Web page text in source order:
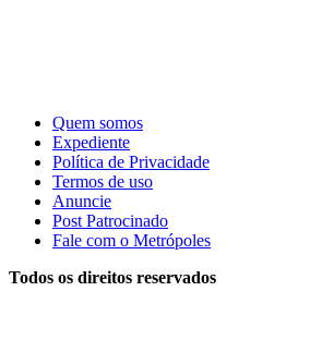
Quem somos
Expediente
Política de Privacidade
Termos de uso
Anuncie
Post Patrocinado
Fale com o Metrópoles
Todos os direitos reservados